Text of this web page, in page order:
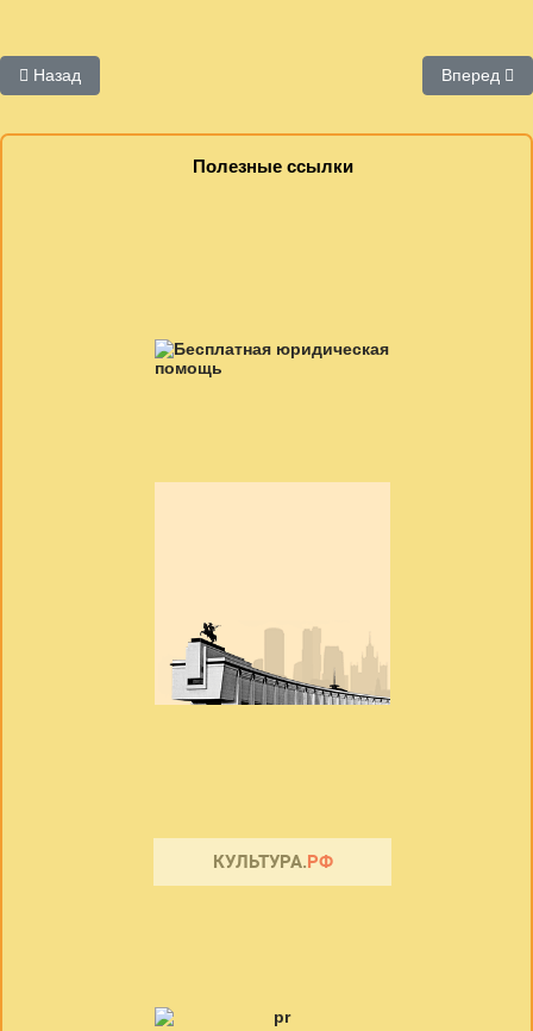
Предыдущий: Устав
Назад Вперед
Полезные ссылки